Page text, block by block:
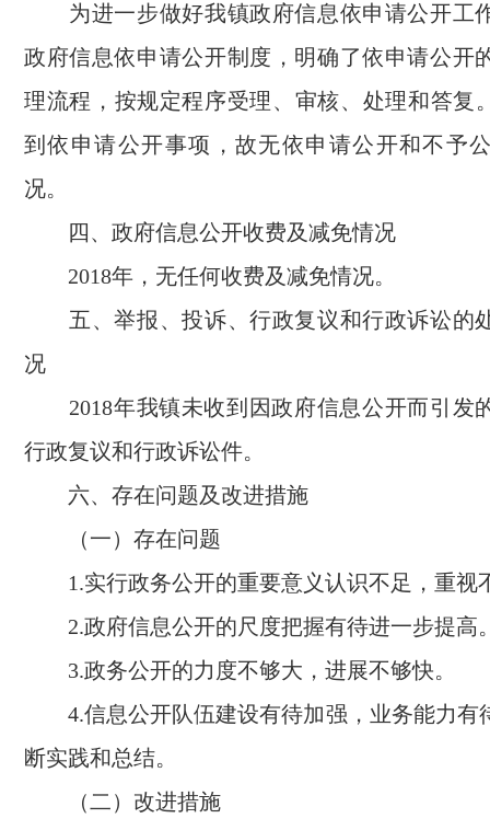
为进一步做好我镇政府信息依申请公开工
政府信息依申请公开制度，明确了依申请公开
理流程，按规定程序受理、审核、处理和答复
到依申请公开事项，故无依申请公开和不予
况。
四、政府信息公开收费及减免情况
2018年，无任何收费及减免情况。
五、举报、投诉、行政复议和行政诉讼的
况
2018年我镇未收到因政府信息公开而引发
行政复议和行政诉讼件。
六、存在问题及改进措施
（一）存在问题
1.实行政务公开的重要意义认识不足，重视
2.政府信息公开的尺度把握有待进一步提高
3.政务公开的力度不够大，进展不够快。
4.信息公开队伍建设有待加强，业务能力有
断实践和总结。
（二）改进措施